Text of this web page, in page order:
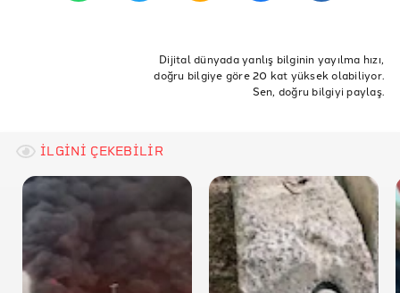
Doğrulama verification
malezya
havalandırma doğrulukpayı
Dijital dünyada yanlış bilginin yayılma hızı,
doğru bilgiye göre 20 kat yüksek olabiliyor.
Sen, doğru bilgiyi paylaş.
İLGİNİ ÇEKEBİLİR